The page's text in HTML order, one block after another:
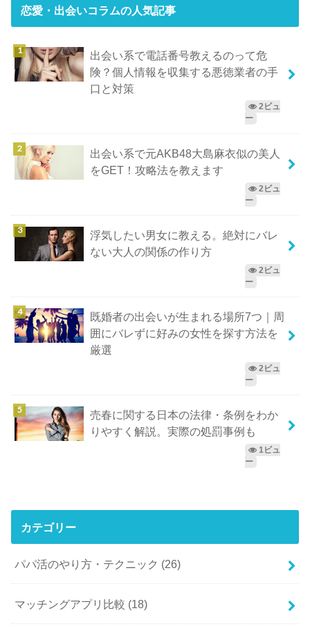
恋愛・出会いコラムの人気記事
出会い系で電話番号教えるのって危
険？個人情報を収集する悪徳業者の手
口と対策
2ビュ
ー
出会い系で元AKB48大島麻衣似の美人
をGET！攻略法を教えます
2ビュ
ー
浮気したい男女に教える。絶対にバレ
ない大人の関係の作り方
2ビュ
ー
既婚者の出会いが生まれる場所7つ｜周
囲にバレずに好みの女性を探す方法を
厳選
2ビュ
ー
売春に関する日本の法律・条例をわか
りやすく解説。実際の処罰事例も
1ビュ
ー
カテゴリー
パパ活のやり方・テクニック (26)
マッチングアプリ比較 (18)